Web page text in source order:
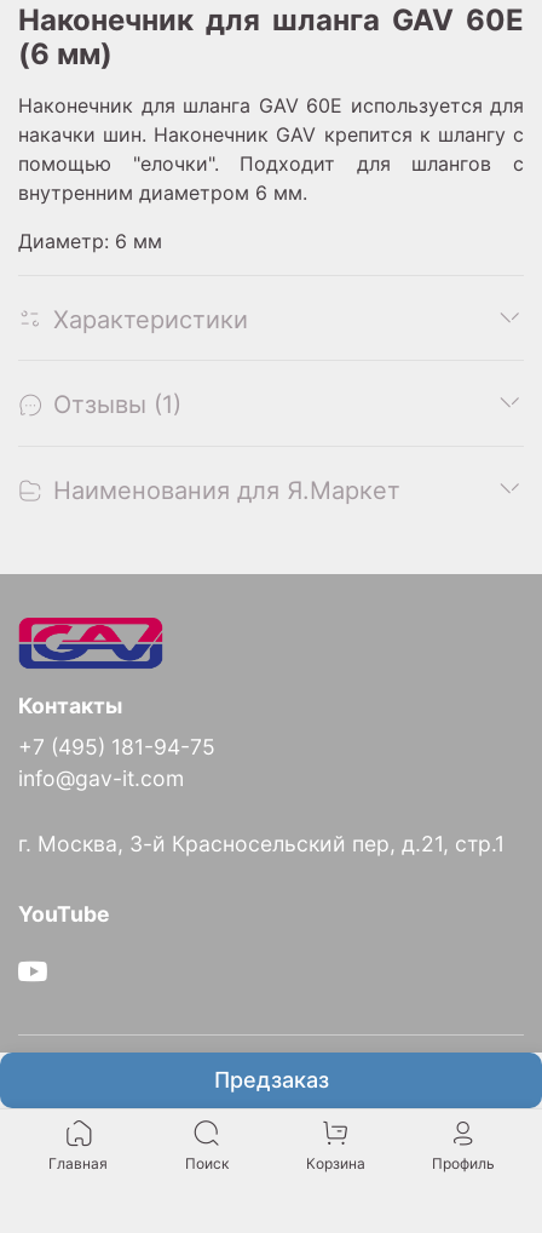
Предзаказ
Наконечник для шланга GAV 60Е
(6 мм)
Наконечник для шланга GAV 60E используется для
накачки шин. Наконечник GAV крепится к шлангу с
помощью "елочки". Подходит для шлангов с
внутренним диаметром 6 мм.
Диаметр: 6 мм
Характеристики
Отзывы (1)
Наименования для Я.Маркет
Информация
Контакты
+7 (495) 181-94-75
info@gav-it.com
г. Москва, 3-й Красносельский пер, д.21, стр.1
YouTube
Главная Поиск Корзина Профиль